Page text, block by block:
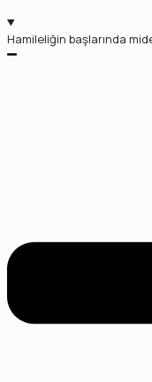
Hamileliğin başlarında